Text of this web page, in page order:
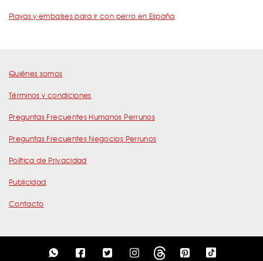
Playas y embalses para ir con perro en España
Quiénes somos
Términos y condiciones
Preguntas Frecuentes Humanos Perrunos
Preguntas Frecuentes Negocios Perrunos
Política de Privacidad
Publicidad
Contacto